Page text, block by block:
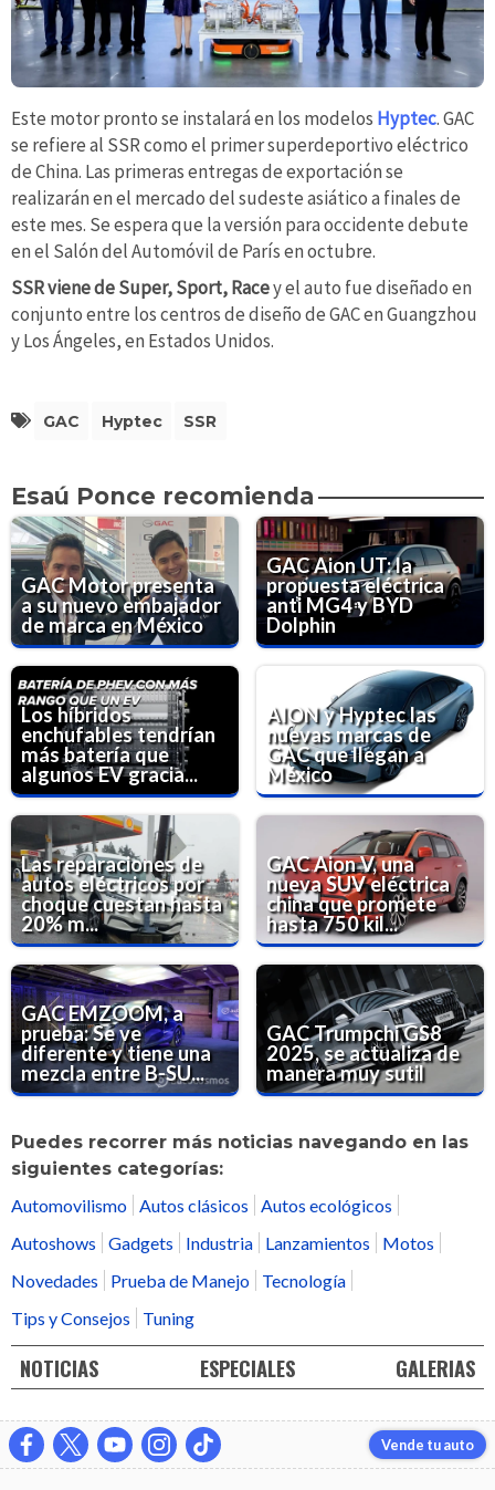
Este motor pronto se instalará en los modelos Hyptec. GAC
se refiere al SSR como el primer superdeportivo eléctrico
de China. Las primeras entregas de exportación se
realizarán en el mercado del sudeste asiático a finales de
este mes. Se espera que la versión para occidente debute
en el Salón del Automóvil de París en octubre.
SSR viene de Super, Sport, Racey el auto fue diseñado en
conjunto entre los centros de diseño de GAC en Guangzhou
y Los Ángeles, en Estados Unidos.
GAC Hyptec SSR
Esaú Ponce recomienda
GAC Motor presenta
a su nuevo embajador
de marca en México
GAC Aion UT: la
propuesta eléctrica
anti MG4 y BYD
Dolphin
Los híbridos
enchufables tendrían
más batería que
algunos EV gracia...
AION y Hyptec las
nuevas marcas de
GAC que llegan a
México
Las reparaciones de
autos eléctricos por
choque cuestan hasta
20% m...
GAC Aion V, una
nueva SUV eléctrica
china que promete
hasta 750 kil...
GAC EMZOOM, a
prueba: Se ve
diferente y tiene una
mezcla entre B-SU...
GAC Trumpchi GS8
2025, se actualiza de
manera muy sutil
Puedes recorrer más noticias navegando en las
siguientes categorías:
Automovilismo Autos clásicos
Autos ecológicos
Autoshows
Gadgets Industria Lanzamientos
Motos
Novedades
Prueba de Manejo
Tecnología
Tips y Consejos
Tuning
NOTICIAS ESPECIALES GALERIAS
Vende tu auto